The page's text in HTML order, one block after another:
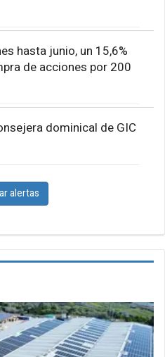
hasta junio, un 15,6%
de acciones por 200
dominical de GIC
alertas